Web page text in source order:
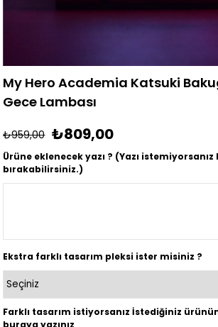
My Hero Academia Katsuki
Gece Lambası
₺959,00 ₺809,00
Ürüne eklenecek yazı ? (Yazı istemiyorsanız
bırakabilirsiniz.)
Ekstra farklı tasarım pleksi ister misiniz ?
Farklı tasarım istiyorsanız İstediğiniz
buraya yazınız